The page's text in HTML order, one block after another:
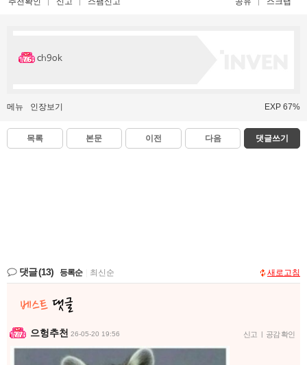
ch9ok
메뉴 인장보기 EXP 67%
목록 본문 이전 다음 댓글쓰기
댓글(13) 등록순 최신순 새로고침
으헝추천 26-05-20 19:56 신고 | 공감 확인